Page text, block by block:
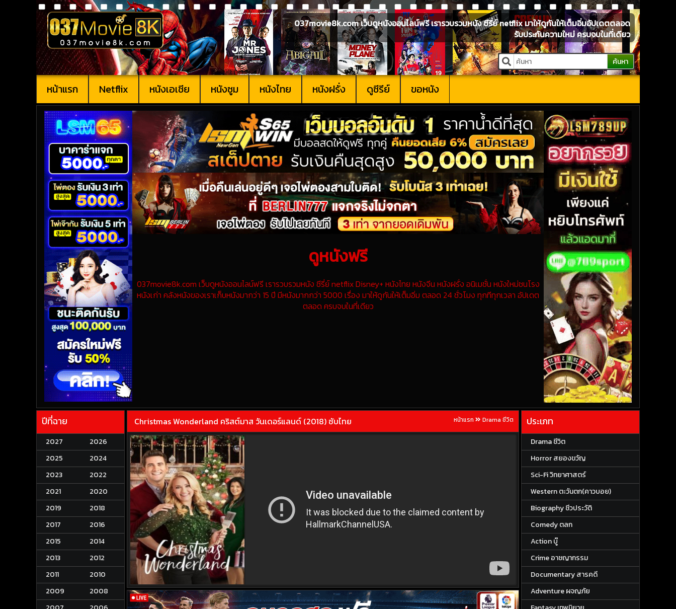
037movie8k.com เว็บดูหนังออนไลน์ฟรี เรารวบรวมหนัง ซีรี่ย์ netflix มาให้ดูกันให้เต็มอิ่มอัปเดตตลอด
รับประกันความใหม่ ครบจบในที่เดียว
ค้นหา
หน้าแรก Netflix หนังเอเชีย หนังซูม หนังไทย หนังฝรั่ง ดูซีรีย์ ขอหนัง
ดูหนังฟรี
037movie8k.com เว็บดูหนังออนไลน์ฟรี เรารวบรวมหนัง ซีรี่ย์ netflix Disney+ หนังไทย หนังจีน หนังฝรั่ง อนิเมชั่น หนังใหม่ชนโรง
หนังเก่า คลังหนังของเราเก็บหนังมากว่า 15 ปี มีหนังมากกว่า 5000 เรื่อง มาให้ดูกันให้เต็มอิ่ม ตลอด 24 ชั่วโมง ทุกทีทุกเวลา อัปเดต
ตลอด ครบจบในที่เดียว
ปีที่ฉาย
2027
2026
2025
2024
2023
2022
2021
2020
2019
2018
2017
2016
2015
2014
2013
2012
2011
2010
2009
2008
Christmas Wonderland คริสต์มาส วันเดอร์แลนด์ (2018) ซับไทย หน้าแรก Drama ชีวิต ประเภท
Drama ชีวิต
Horror สยองขวัญ
Sci-Fi วิทยาศาสตร์
Western ตะวันตก(คาวบอย)
Biography ชีวประวัติ
Comedy ตลก
Action บู๊
Crime อาชญากรรม
Documentary สารคดี
Adventure ผจญภัย